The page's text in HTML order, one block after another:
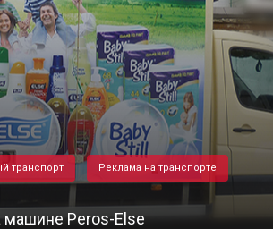
транспорт Реклама на транспорте
машине Peros-Else